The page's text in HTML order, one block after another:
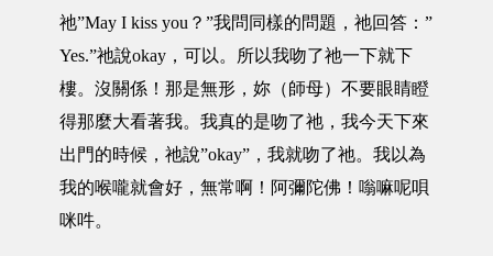
祂”May I kiss you？”我問同樣的問題，祂回答：”
Yes.”祂說okay，可以。所以我吻了祂一下就下
樓。沒關係！那是無形，妳（師母）不要眼睛瞪
得那麼大看著我。我真的是吻了祂，我今天下來
出門的時候，祂說”okay”，我就吻了祂。我以為
我的喉嚨就會好，無常啊！阿彌陀佛！嗡嘛呢唄
咪吽。